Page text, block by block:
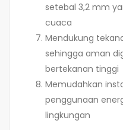
setebal 3,2 mm
cuaca
Mendukung
sehingga aman
bertekanan tinggi
Memudahkan
penggunaan
lingkungan